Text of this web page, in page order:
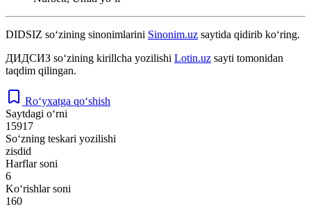
DIDSIZ so‘zining sinonimlarini Sinonim.uz saytida qidirib ko‘ring.
ДИДСИЗ so‘zining kirillcha yozilishi Lotin.uz sayti tomonidan
taqdim qilingan.
Ro‘yxatga qo‘shish
Saytdagi o‘rni
15917
So‘zning teskari yozilishi
zisdid
Harflar soni
6
Ko‘rishlar soni
160